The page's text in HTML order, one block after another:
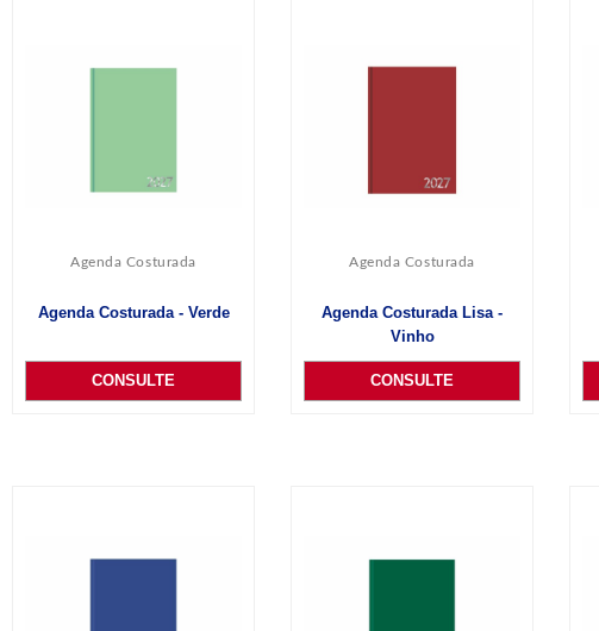
Agenda Costurada
Agenda Costurada - Verde
CONSULTE
Agenda Costurada
Agenda Costurada Lisa -
Vinho
CONSULTE